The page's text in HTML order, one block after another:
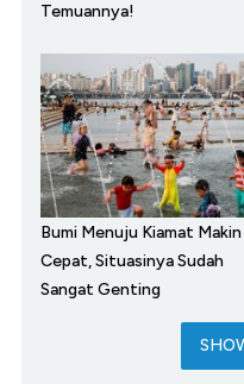
Temuannya!
Bumi Menuju Kiamat Makin
Cepat, Situasinya Sudah
Sangat Genting